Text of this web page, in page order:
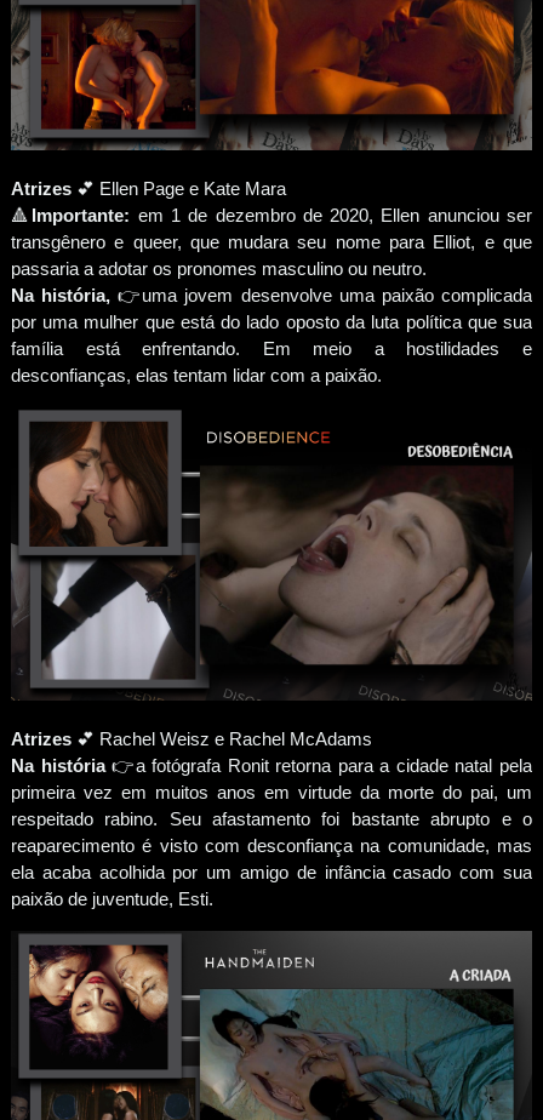
Atrizes 💕 Ellen Page e Kate Mara
🔺 Importante: em 1 de dezembro de 2020, Ellen anunciou ser
transgênero e queer, que mudara seu nome para Elliot, e que
passaria a adotar os pronomes masculino ou neutro.
Na história, 👉uma jovem desenvolve uma paixão complicada
por uma mulher que está do lado oposto da luta política que sua
família está enfrentando. Em meio a hostilidades e
desconfianças, elas tentam lidar com a paixão.
Atrizes 💕 Rachel Weisz e Rachel McAdams
Na história👉a fotógrafa Ronit retorna para a cidade natal pela
primeira vez em muitos anos em virtude da morte do pai, um
respeitado rabino. Seu afastamento foi bastante abrupto e o
reaparecimento é visto com desconfiança na comunidade, mas
ela acaba acolhida por um amigo de infância casado com sua
paixão de juventude, Esti.